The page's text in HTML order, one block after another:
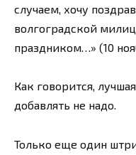
случаем, хочу
волгоградской
праздником…» (10
Как говорится,
добавлять не надо.
Только еще один